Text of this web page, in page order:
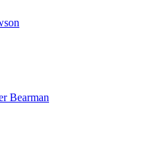
Bearman